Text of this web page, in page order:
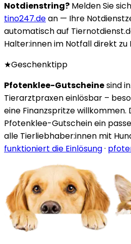
Notdienstring? Melden Sie
tino247.dean — Ihre
automatisch auf
Halter:innen im Notfall direkt zu
★Geschenktipp
Pfotenklee-Gutscheinesind
Tierarztpraxen einlösbar –
eine Finanzspritze willkommen.
Pfotenklee-Gutschein ein
alle Tierliebhaber:innen mit
funktioniert die Einlösung·